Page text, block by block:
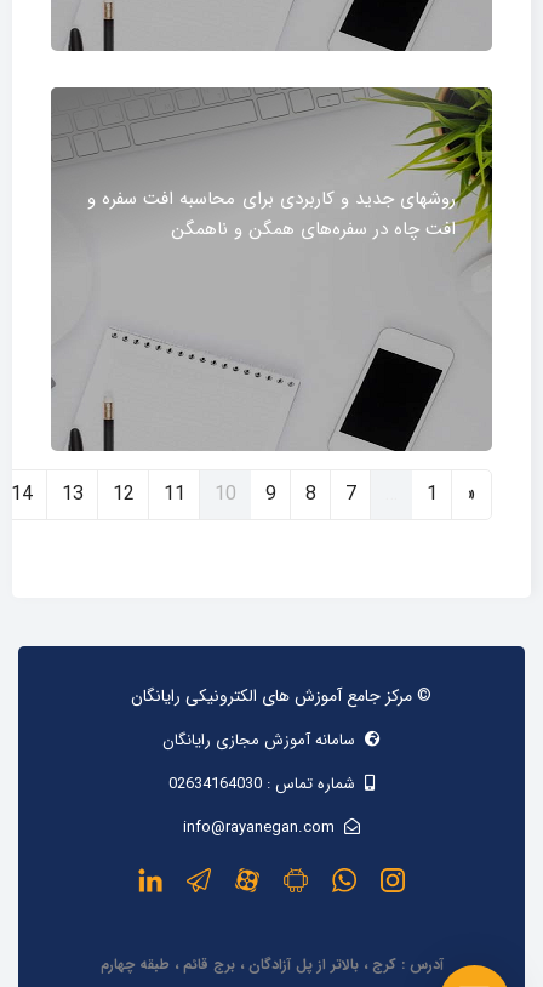
روشهای جدید و کاربردی برای محاسبه افت سفره و
افت چاه در سفره‌های همگن و ناهمگن
« قبلی1
7
8
9
10
11
12
13
14
© مرکز جامع آموزش های الکترونیکی رایانگان
سامانه آموزش مجازی رایانگان
شماره تماس : 02634164030
info@rayanegan.com
آدرس : کرج ، بالاتر از پل آزادگان ، برج قائم ، طبقه چهارم